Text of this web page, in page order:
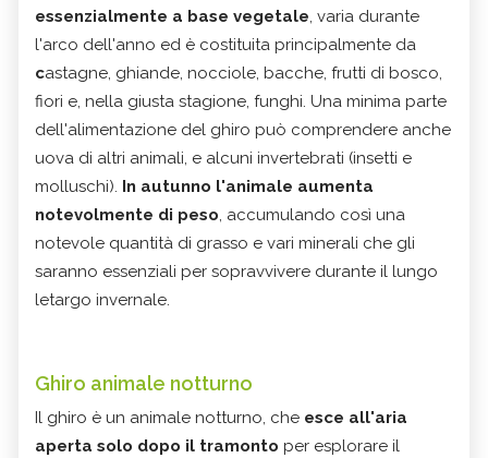
essenzialmente a base vegetale, varia durante
l'arco dell'anno ed è costituita principalmente da
castagne, ghiande, nocciole, bacche, frutti di bosco,
fiori e, nella giusta stagione, funghi. Una minima parte
dell'alimentazione del ghiro può comprendere anche
uova di altri animali, e alcuni invertebrati (insetti e
molluschi). In autunno l'animale aumenta
notevolmente di peso, accumulando così una
notevole quantità di grasso e vari minerali che gli
saranno essenziali per sopravvivere durante il lungo
letargo invernale.
Ghiro animale notturno
Il ghiro è un animale notturno, che esce all'aria
aperta solo dopo il tramonto per esplorare il